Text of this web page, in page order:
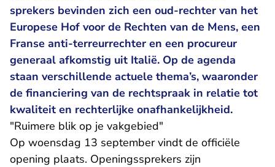
sprekers bevinden zich een oud-rechter van het
Europese Hof voor de Rechten van de Mens, een
Franse anti-terreurrechter en een procureur
generaal afkomstig uit Italië. Op de agenda
staan verschillende actuele thema’s, waaronder
de financiering van de rechtspraak in relatie tot
kwaliteit en rechterlijke onafhankelijkheid.
"Ruimere blik op je vakgebied"
Op woensdag 13 september vindt de officiële
opening plaats. Openingssprekers zijn